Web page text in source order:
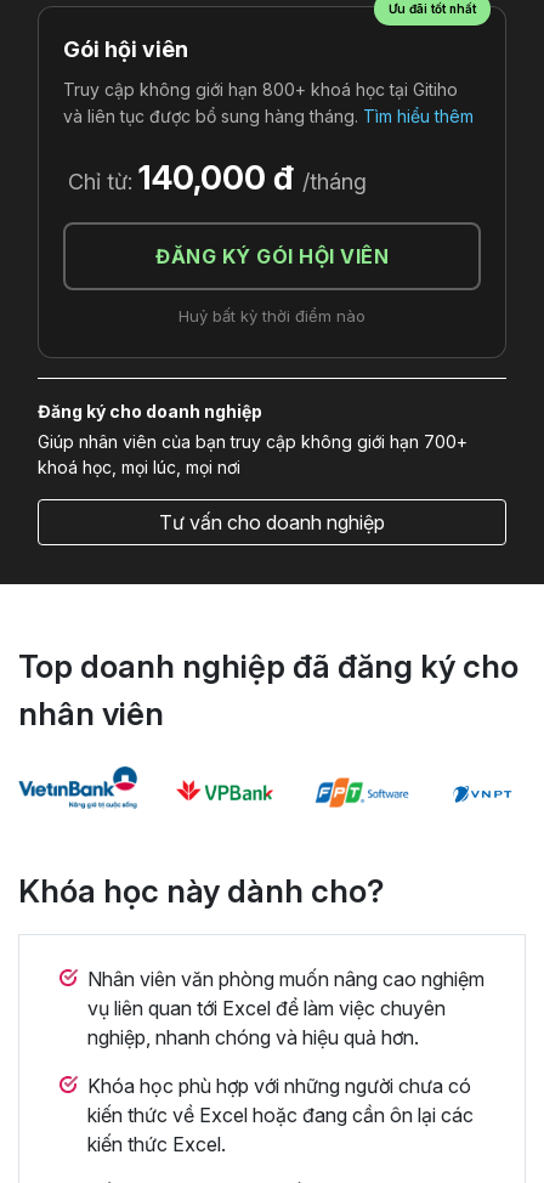
Ưu đãi tốt nhất
Gói hội viên
Truy cập không giới hạn 800+ khoá học tại Gitiho
và liên tục được bổ sung hàng tháng. Tìm hiểu thêm
Chỉ từ: 140,000 đ /tháng
ĐĂNG KÝ GÓI HỘI VIÊN
Huỷ bất kỳ thời điểm nào
Đăng ký cho doanh nghiệp
Giúp nhân viên của bạn truy cập không giới hạn 700+
khoá học, mọi lúc, mọi nơi
Tư vấn cho doanh nghiệp
Top doanh nghiệp đã đăng ký cho
nhân viên
Khóa học này dành cho?
Nhân viên văn phòng muốn nâng cao nghiệm
vụ liên quan tới Excel để làm việc chuyên
nghiệp, nhanh chóng và hiệu quả hơn.
Khóa học phù hợp với những người chưa có
kiến thức về Excel hoặc đang cần ôn lại các
kiến thức Excel.